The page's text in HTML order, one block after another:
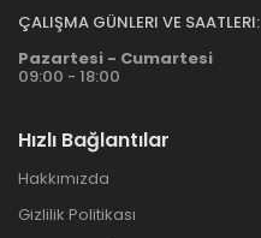
ÇALIŞMA GÜNLERI VE SAATLERI:
Pazartesi - Cumartesi
09:00 - 18:00
Hızlı Bağlantılar
Hakkımızda
Gizlilik Politikası